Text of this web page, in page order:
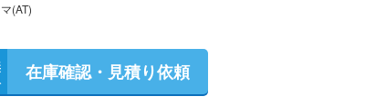
(AT)
在庫確認・見積り依頼